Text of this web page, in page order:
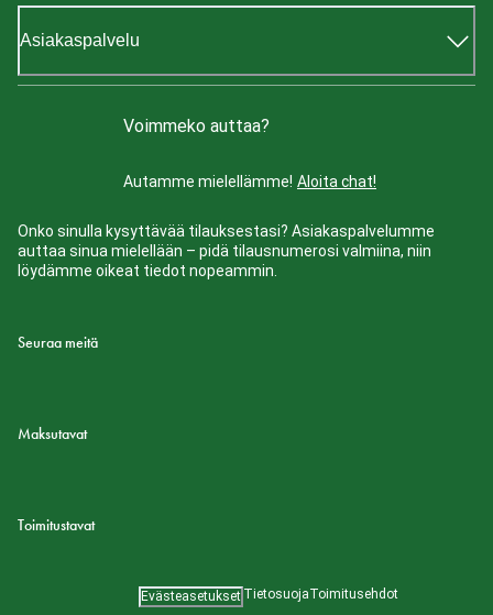
Asiakaspalvelu
Voimmeko auttaa?
Autamme mielellämme! Aloita chat!
Onko sinulla kysyttävää tilauksestasi? Asiakaspalvelumme
auttaa sinua mielellään – pidä tilausnumerosi valmiina, niin
löydämme oikeat tiedot nopeammin.
Seuraa meitä
Maksutavat
Toimitustavat
Evästeasetukset TietosuojaToimitusehdot